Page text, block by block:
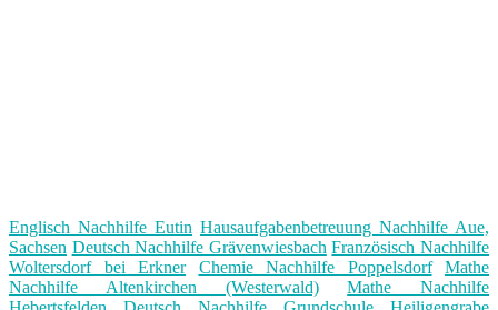
Englisch Nachhilfe Eutin Hausaufgabenbetreuung Nachhilfe Aue,
Sachsen Deutsch Nachhilfe Grävenwiesbach Französisch Nachhilfe
Woltersdorf bei Erkner
Chemie Nachhilfe Poppelsdorf
Mathe
Nachhilfe Altenkirchen (Westerwald)
Mathe Nachhilfe